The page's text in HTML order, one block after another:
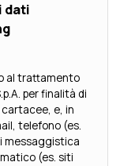
dati
al trattamento
di
e, in
telefono (es.
messaggistica
(es. siti